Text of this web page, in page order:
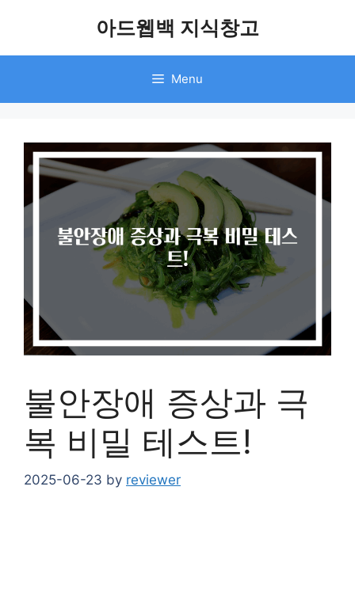
아드웹백 지식창고
Menu
불안장애 증상과 극
복 비밀 테스트!
2025-06-23 by reviewer